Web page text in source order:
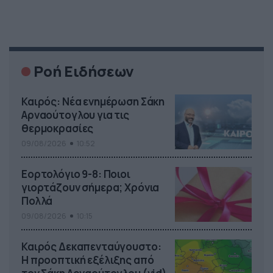
Ροή Ειδήσεων
Καιρός: Νέα ενημέρωση Σάκη
Αρναούτογλου για τις
θερμοκρασίες
Εορτολόγιο 9-8: Ποιοι
γιορτάζουν σήμερα; Χρόνια
Πολλά
Καιρός Δεκαπενταύγουστο:
Η προοπτική εξέλιξης από